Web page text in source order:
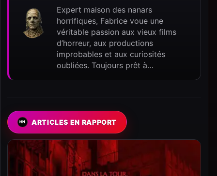
Expert maison des nanars
horrifiques, Fabrice voue une
véritable passion aux vieux films
d’horreur, aux productions
improbables et aux curiosités
oubliées. Toujours prêt à…
ARTICLES EN RAPPORT